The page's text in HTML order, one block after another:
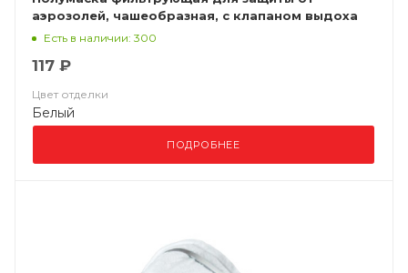
аэрозолей, чашеобразная, с клапаном выдоха
ВМ 8132 FFP3 NR D
Есть в наличии: 300
117 ₽
Цвет отделки
Белый
ПОДРОБНЕЕ